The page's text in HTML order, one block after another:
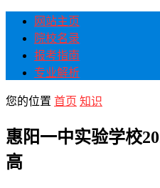
网站主页
院校名录
报考指南
专业解析
您的位置 首页 知识
惠阳一中实验学校
高